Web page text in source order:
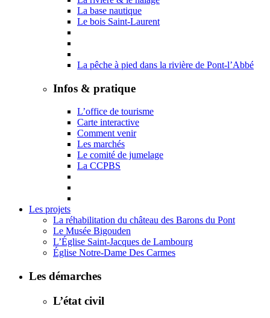
La base nautique
Le bois Saint-Laurent
La pêche à pied dans la rivière de Pont-l’Abbé
Infos & pratique
L’office de tourisme
Carte interactive
Comment venir
Les marchés
Le comité de jumelage
La CCPBS
Les projets
La réhabilitation du château des Barons du Pont
Le Musée Bigouden
L’Église Saint-Jacques de Lambourg
Église Notre-Dame Des Carmes
Les démarches
L’état civil